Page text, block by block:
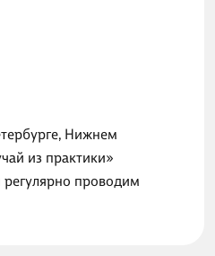
Нижнем
из практики»
проводим